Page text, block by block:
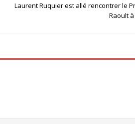
Laurent Ruquier est allé rencontrer le
Raoult